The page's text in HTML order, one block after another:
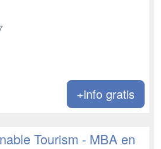
+info gratis
Tourism - MBA en